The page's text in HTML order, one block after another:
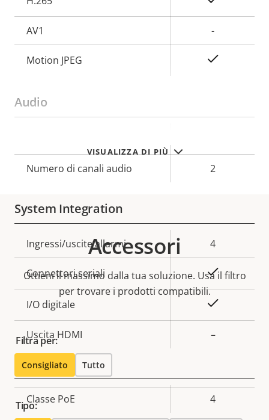
VISUALIZZA DI PIÙ
AV1 -
Motion JPEG
Audio
della
proprietà
della
proprietà
Numero di canali audio 2
System Integration
Descrizione
della
proprietà
Valore
della
proprietà
Ingressi/uscite allarmi 4
Connettori seriali Sì
I/O digitale
Uscita HDMI –
Network
Descrizione
Classe PoE 4
Accessori
Ottieni il massimo dalla tua soluzione. Usa il filtro
per trovare i prodotti compatibili.
Filtra per:
Consigliato Tutto
Tipo: